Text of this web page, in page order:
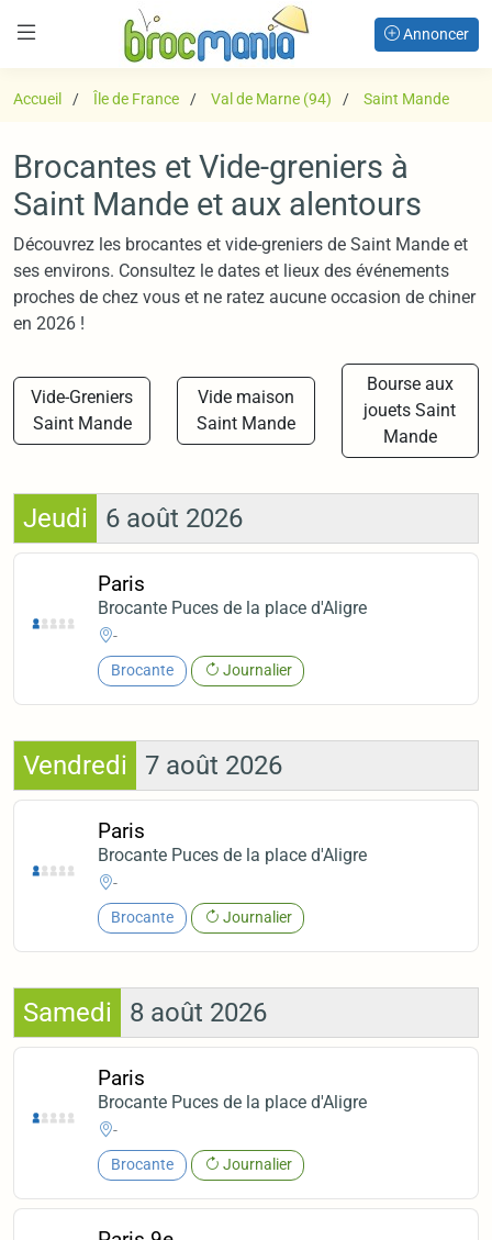
Annoncer
Accueil Île de France Val de Marne (94) Saint Mande
Brocantes et Vide-greniers à
Saint Mande et aux alentours
Découvrez les brocantes et vide-greniers de Saint Mande et
ses environs. Consultez le dates et lieux des événements
proches de chez vous et ne ratez aucune occasion de chiner
en 2026 !
Vide-Greniers
Saint Mande
Vide maison
Saint Mande
Bourse aux
jouets Saint
Mande
Jeudi 6 août 2026
Paris
Brocante Puces de la place d'Aligre
-
Brocante Journalier
Vendredi 7 août 2026
Paris
Brocante Puces de la place d'Aligre
-
Brocante Journalier
Samedi 8 août 2026
Paris
Brocante Puces de la place d'Aligre
-
Brocante Journalier